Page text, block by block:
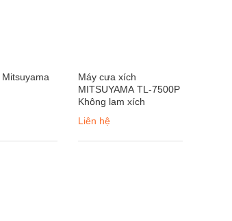
Máy cưa xích
MITSUYAMA TL-7500P
Không lam xích
Liên hệ